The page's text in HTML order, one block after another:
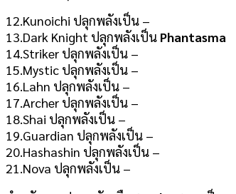
12.Kunoichi ปลุกพลังเป็น –
13.Dark Knight ปลุกพลังเป็น Phantasma
14.Striker ปลุกพลังเป็น –
15.Mystic ปลุกพลังเป็น –
16.Lahn ปลุกพลังเป็น –
17.Archer ปลุกพลังเป็น –
18.Shai ปลุกพลังเป็น –
19.Guardian ปลุกพลังเป็น –
20.Hashashin ปลุกพลังเป็น –
21.Nova ปลุกพลังเป็น –